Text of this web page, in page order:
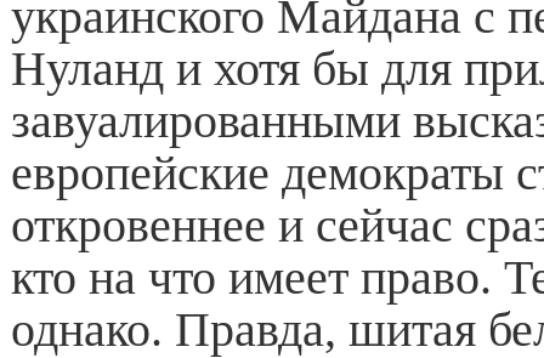
украинского Майдана с
Нуланд и хотя бы для
завуалированными
европейские демократы
откровеннее и сейчас
кто на что имеет право.
однако. Правда, шитая